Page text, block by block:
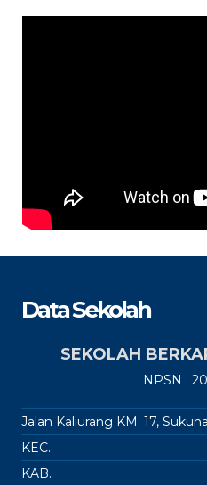
Data Sekolah
SEKOLAH
NPSN :
Jalan Kaliurang KM. 17,
KEC.
KAB.